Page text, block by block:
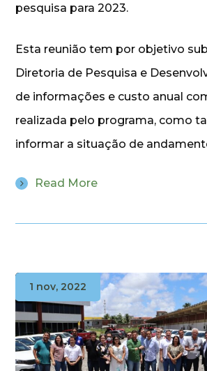
pesquisa para 2023.
Esta reunião tem por objetivo
Diretoria de Pesquisa e
de informações e custo anual
realizada pelo programa, como
informar a situação de
Read More
1 nov, 2022